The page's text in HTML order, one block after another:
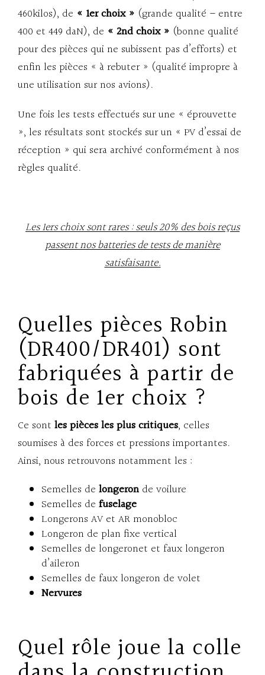
460kilos), de « 1er choix » (grande qualité – entre
400 et 449 daN), de « 2nd choix » (bonne qualité
pour des pièces qui ne subissent pas d’efforts) et
enfin les pièces « à rebuter » (qualité impropre à
une utilisation sur nos avions).
Une fois les tests effectués sur une « éprouvette
», les résultats sont stockés sur un « PV d’essai de
réception » qui sera archivé conformément à nos
règles qualité.
Les 1ers choix sont rares : seuls 20% des bois reçus
passent nos batteries de tests de manière
satisfaisante.
Quelles pièces Robin
(DR400/DR401) sont
fabriquées à partir de
bois de 1er choix ?
Ce sont les pièces les plus critiques, celles
soumises à des forces et pressions importantes.
Ainsi, nous retrouvons notamment les :
Semelles de longeron de voilure
Semelles de fuselage
Longerons AV et AR monobloc
Longeron de plan fixe vertical
Semelles de longeronet et faux longeron
d’aileron
Semelles de faux longeron de volet
Nervures
Quel rôle joue la colle